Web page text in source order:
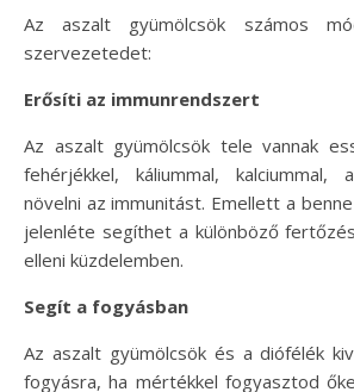
Az aszalt gyümölcsök számos
szervezetedet:
Erősíti az immunrendszert
Az aszalt gyümölcsök tele vannak
fehérjékkel, káliummal, kalciummal,
növelni az immunitást. Emellett a
jelenléte segíthet a különböző
elleni küzdelemben.
Segít a fogyásban
Az aszalt gyümölcsök és a diófélék
fogyásra, ha mértékkel fogyasztod